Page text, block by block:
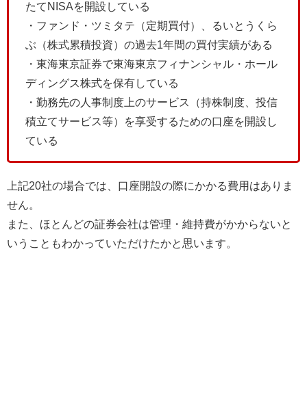
たてNISAを開設している
・ファンド・ツミタテ（定期買付）、るいとうくら
ぶ（株式累積投資）の過去1年間の買付実績がある
・東海東京証券で東海東京フィナンシャル・ホール
ディングス株式を保有している
・勤務先の人事制度上のサービス（持株制度、投信
積立てサービス等）を享受するための口座を開設し
ている
上記20社の場合では、口座開設の際にかかる費用はありま
せん。
また、ほとんどの証券会社は管理・維持費がかからないと
いうこともわかっていただけたかと思います。